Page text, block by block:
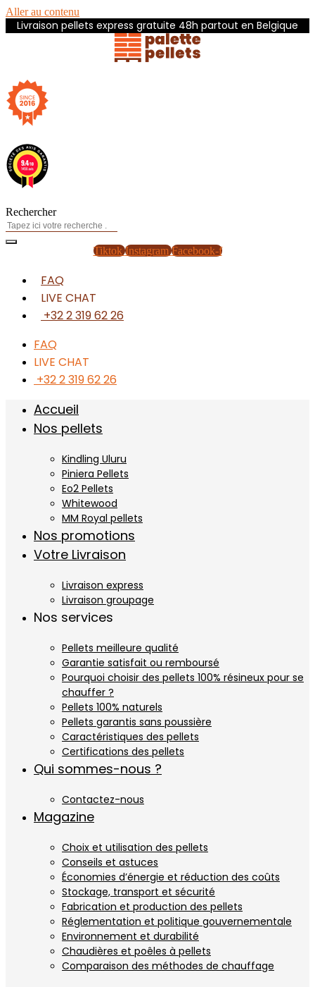
Aller au contenu
Livraison pellets express gratuite 48h partout en Belgique
Rechercher
Tiktok Instagram Facebook-f
FAQ
LIVE CHAT
+32 2 319 62 26
FAQ
LIVE CHAT
+32 2 319 62 26
Accueil
Nos pellets
Kindling Uluru
Piniera Pellets
Eo2 Pellets
Whitewood
MM Royal pellets
Nos promotions
Votre Livraison
Livraison express
Livraison groupage
Nos services
Pellets meilleure qualité
Garantie satisfait ou remboursé
Pourquoi choisir des pellets 100% résineux pour se
chauffer ?
Pellets 100% naturels
Pellets garantis sans poussière
Caractéristiques des pellets
Certifications des pellets
Qui sommes-nous ?
Contactez-nous
Magazine
Choix et utilisation des pellets
Conseils et astuces
Économies d’énergie et réduction des coûts
Stockage, transport et sécurité
Fabrication et production des pellets
Réglementation et politique gouvernementale
Environnement et durabilité
Chaudières et poêles à pellets
Comparaison des méthodes de chauffage